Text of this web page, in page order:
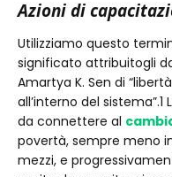
Azioni di
Utilizziamo questo
significato attribuitogli
Amartya K. Sen di
all’interno del
da connettere al
povertà, sempre meno
mezzi, e